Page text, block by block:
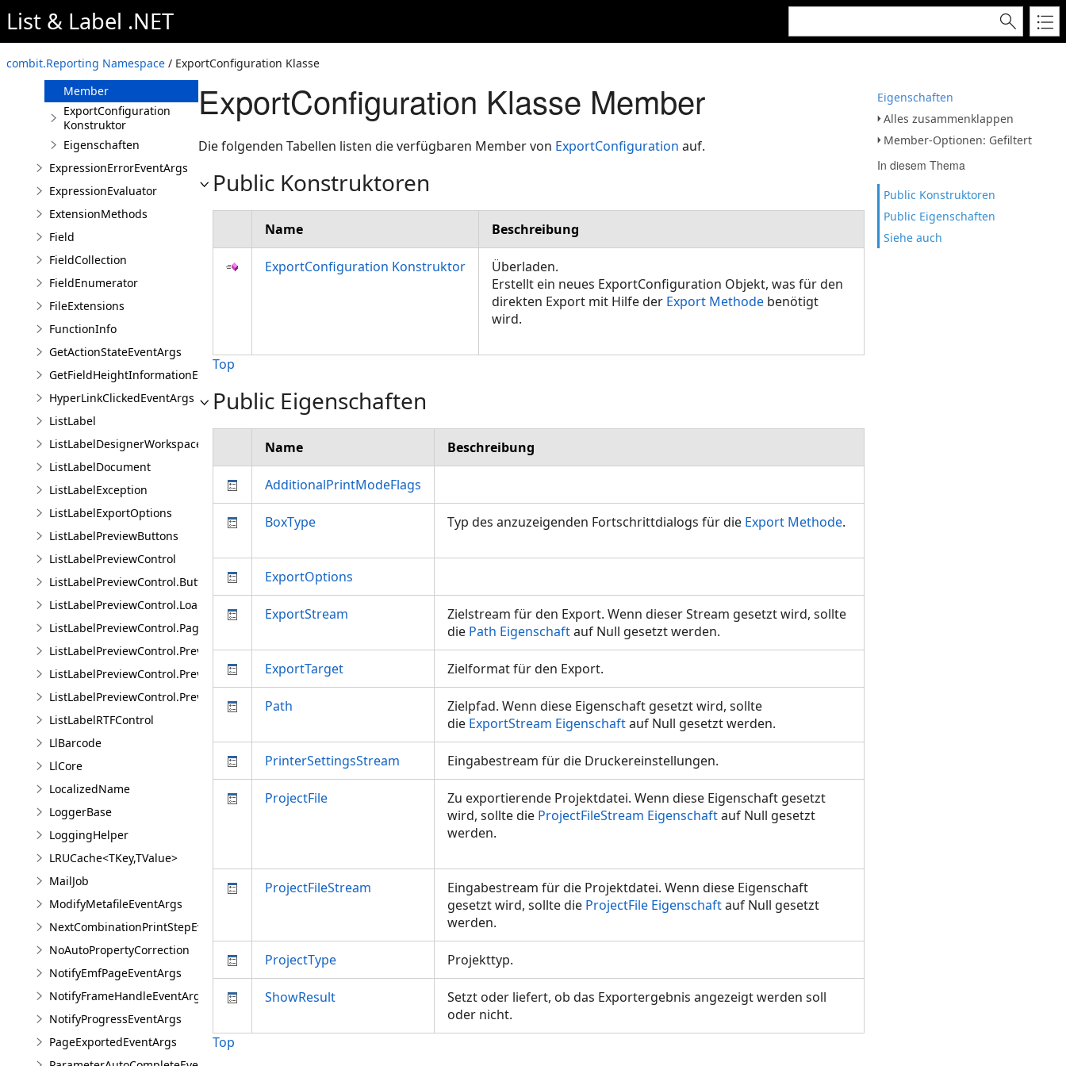
List & Label .NET
combit.Reporting Namespace / ExportConfiguration Klasse
Eigenschaften
Alles zusammenklappen
Member-Optionen: Gefiltert
In diesem Thema
Public Konstruktoren
Public Eigenschaften
Siehe auch
EvaluateFunctionEventArgs
ExportConfiguration
Übersicht
Member
ExportConfiguration
Konstruktor
Eigenschaften
ExpressionErrorEventArgs
ExpressionEvaluator
ExtensionMethods
Field
FieldCollection
FieldEnumerator
FileExtensions
FunctionInfo
GetActionStateEventArgs
GetFieldHeightInformationEventArgs
HyperLinkClickedEventArgs
ListLabel
ListLabelDesignerWorkspace
ListLabelDocument
ListLabelException
ListLabelExportOptions
ListLabelPreviewButtons
ListLabelPreviewControl
ListLabelPreviewControl.ButtonPressEventArgs
ListLabelPreviewControl.LoadFinishedEventArgs
ListLabelPreviewControl.PageChangedEventArgs
ListLabelPreviewControl.PreviewPageStyle
ListLabelPreviewControl.PreviewSelectionFrame
ListLabelPreviewControl.PreviewZoomStyle
ListLabelRTFControl
LlBarcode
LlCore
LocalizedName
LoggerBase
LoggingHelper
LRUCache<TKey,TValue>
MailJob
ModifyMetafileEventArgs
NextCombinationPrintStepEventArgs
NoAutoPropertyCorrection
NotifyEmfPageEventArgs
NotifyFrameHandleEventArgs
NotifyProgressEventArgs
PageExportedEventArgs
ExportConfiguration Klasse Member
Die folgenden Tabellen listen die verfügbaren Member von ExportConfiguration auf.
Public Konstruktoren
Name Beschreibung
ExportConfiguration Konstruktor
Überladen.
Erstellt ein neues ExportConfiguration Objekt, was für den
direkten Export mit Hilfe der Export Methode benötigt
wird.
Top
Public Eigenschaften
Name Beschreibung
AdditionalPrintModeFlags
BoxType Typ des anzuzeigenden Fortschrittdialogs für die Export Methode.
ExportOptions
ExportStream
Zielstream für den Export. Wenn dieser Stream gesetzt wird, sollte
die Path Eigenschaftauf Null gesetzt werden.
ExportTarget Zielformat für den Export.
Path
Zielpfad. Wenn diese Eigenschaft gesetzt wird, sollte
die ExportStream Eigenschaftauf Null gesetzt werden.
PrinterSettingsStream Eingabestream für die Druckereinstellungen.
ProjectFile
Zu exportierende Projektdatei. Wenn diese Eigenschaft gesetzt
wird, sollte die ProjectFileStream Eigenschaftauf Null gesetzt
werden.
ProjectFileStream
Eingabestream für die Projektdatei. Wenn diese Eigenschaft
gesetzt wird, sollte die ProjectFile Eigenschaftauf Null gesetzt
werden.
ProjectType Projekttyp.
ShowResult
Setzt oder liefert, ob das Exportergebnis angezeigt werden soll
oder nicht.
Top